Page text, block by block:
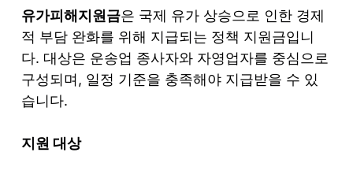
유가피해지원금은 국제 유가 상승으로 인한 경제
적 부담 완화를 위해 지급되는 정책 지원금입니
다. 대상은 운송업 종사자와 자영업자를 중심으로
구성되며, 일정 기준을 충족해야 지급받을 수 있
습니다.
지원 대상